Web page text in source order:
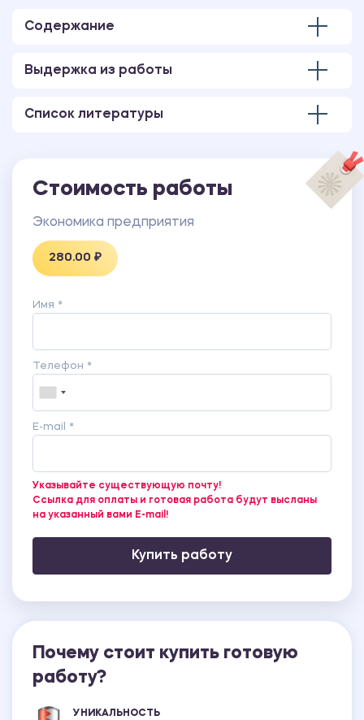
Содержание
Выдержка из работы
Список литературы
Стоимость работы
Экономика предприятия
280.00 ₽
Имя *
Телефон *
E-mail *
Указывайте существующую почту!
Ссылка для оплаты и готовая работа будут высланы
на указанный вами E-mail!
Купить работу
Почему стоит купить готовую
работу?
УНИКАЛЬНОСТЬ